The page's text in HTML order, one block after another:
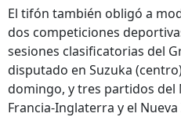
El tifón también obligó a
dos competiciones
sesiones clasificatorias del
disputado en Suzuka
domingo, y tres partidos del
Francia-Inglaterra y el